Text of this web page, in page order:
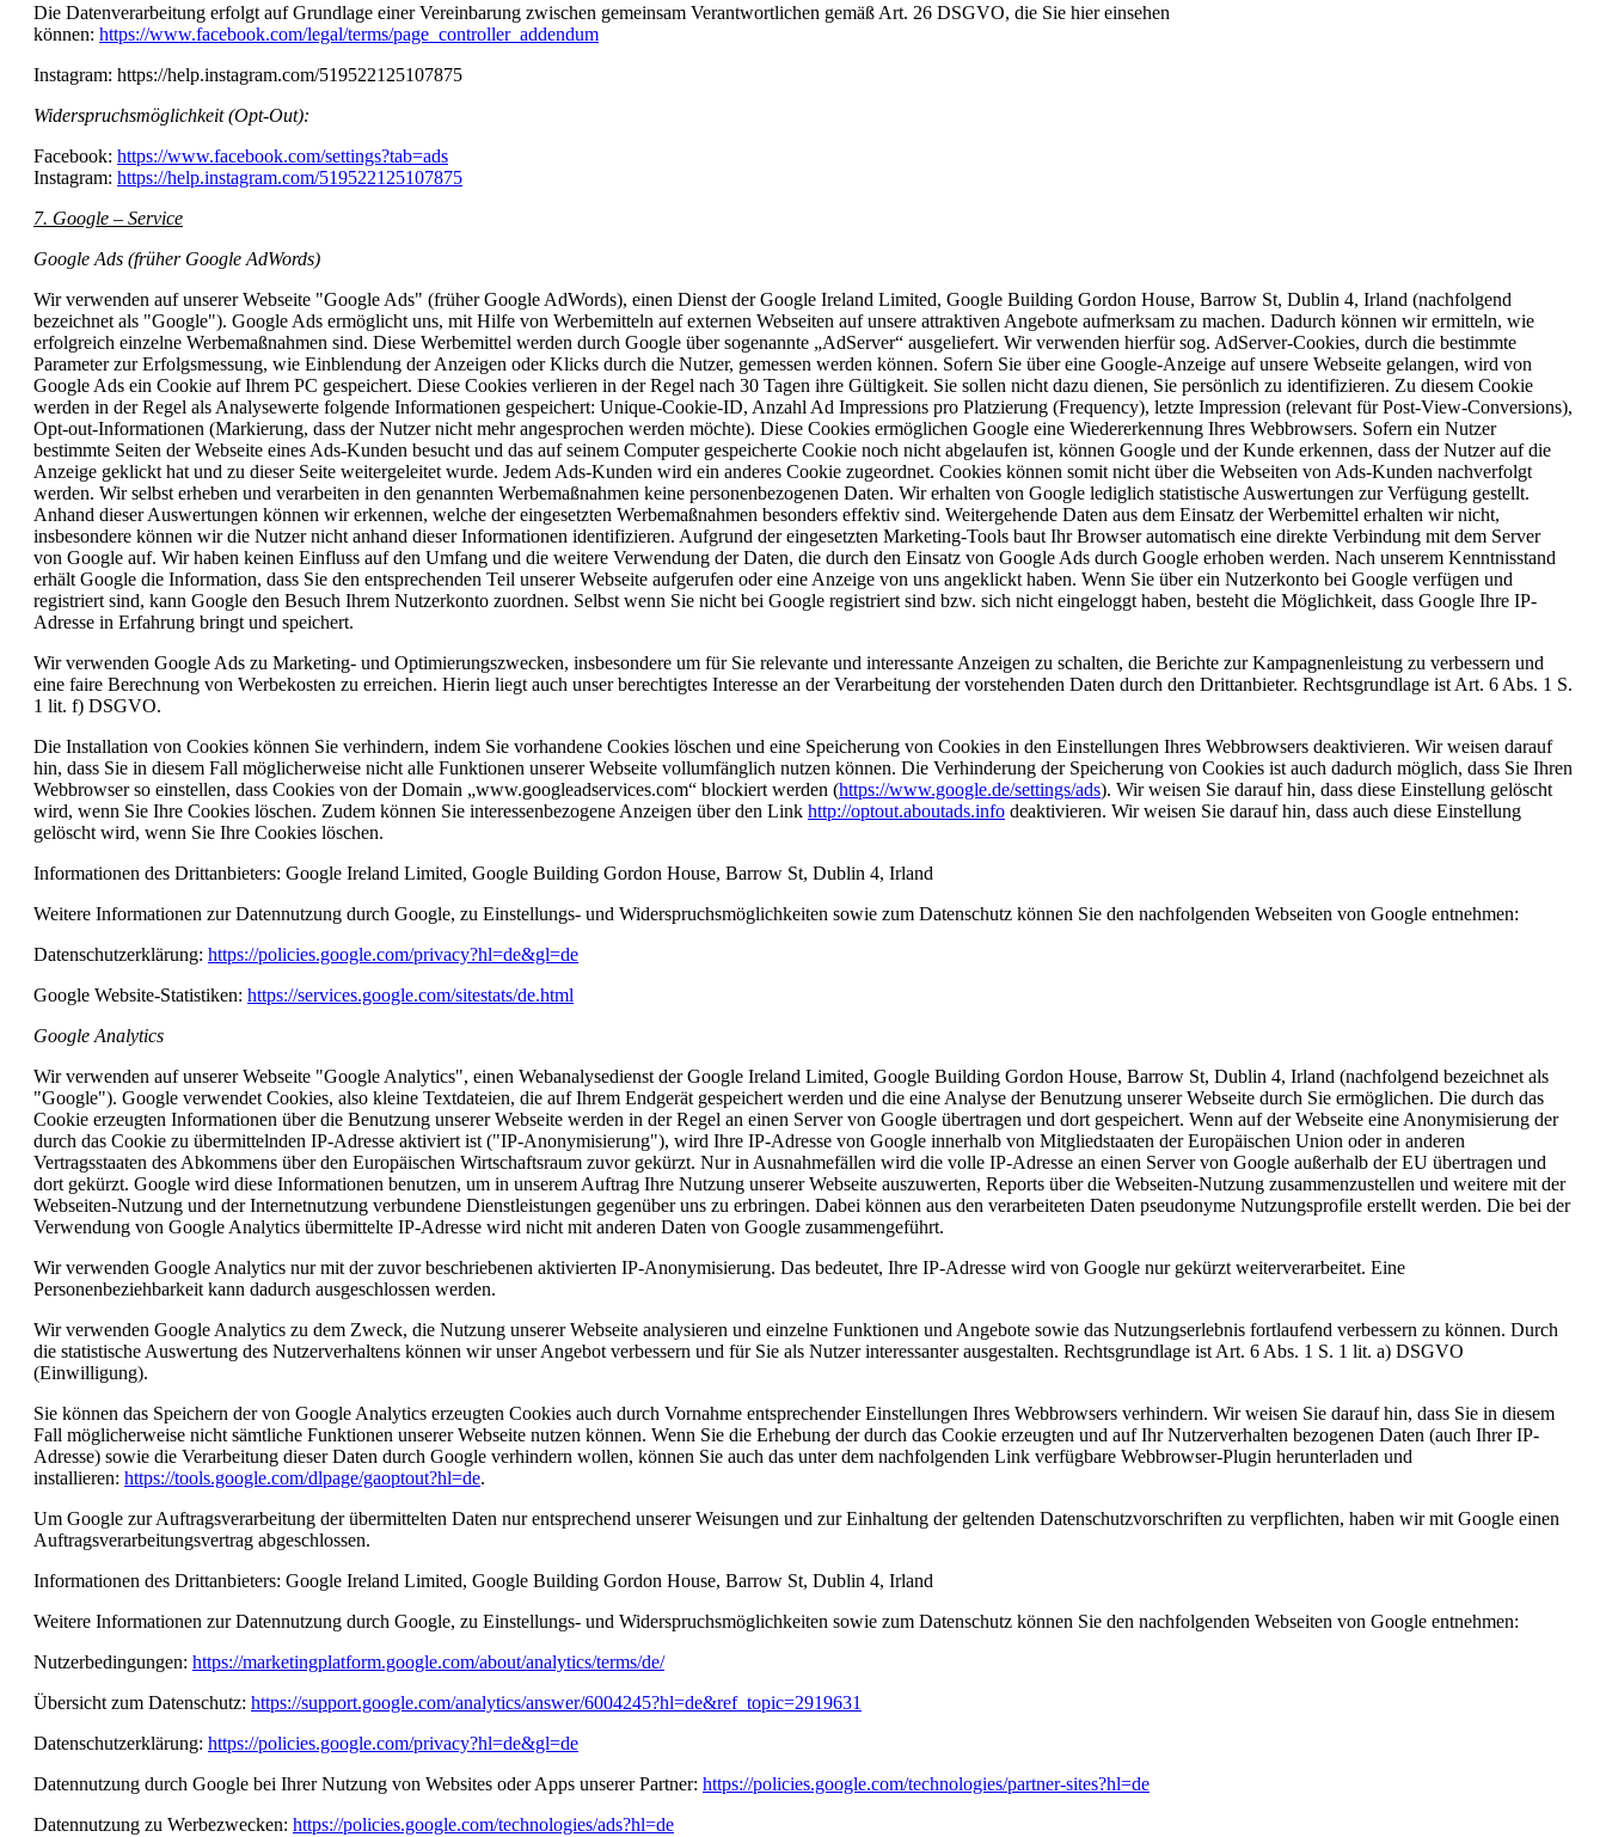
Die Datenverarbeitung erfolgt auf Grundlage einer Vereinbarung zwischen gemeinsam Verantwortlichen gemäß Art. 26 DSGVO, die Sie hier einsehen
können: https://www.facebook.com/legal/terms/page_controller_addendum
Instagram: https://help.instagram.com/519522125107875
Widerspruchsmöglichkeit (Opt-Out):
Facebook: https://www.facebook.com/settings?tab=ads
Instagram: https://help.instagram.com/519522125107875
7. Google – Service
Google Ads (früher Google AdWords)
Wir verwenden auf unserer Webseite "Google Ads" (früher Google AdWords), einen Dienst der Google Ireland Limited, Google Building Gordon House, Barrow St, Dublin 4, Irland (nachfolgend
bezeichnet als "Google"). Google Ads ermöglicht uns, mit Hilfe von Werbemitteln auf externen Webseiten auf unsere attraktiven Angebote aufmerksam zu machen. Dadurch können wir ermitteln, wie
erfolgreich einzelne Werbemaßnahmen sind. Diese Werbemittel werden durch Google über sogenannte „AdServer“ ausgeliefert. Wir verwenden hierfür sog. AdServer-Cookies, durch die bestimmte
Parameter zur Erfolgsmessung, wie Einblendung der Anzeigen oder Klicks durch die Nutzer, gemessen werden können. Sofern Sie über eine Google-Anzeige auf unsere Webseite gelangen, wird von
Google Ads ein Cookie auf Ihrem PC gespeichert. Diese Cookies verlieren in der Regel nach 30 Tagen ihre Gültigkeit. Sie sollen nicht dazu dienen, Sie persönlich zu identifizieren. Zu diesem Cookie
werden in der Regel als Analysewerte folgende Informationen gespeichert: Unique-Cookie-ID, Anzahl Ad Impressions pro Platzierung (Frequency), letzte Impression (relevant für Post-View-Conversions),
Opt-out-Informationen (Markierung, dass der Nutzer nicht mehr angesprochen werden möchte). Diese Cookies ermöglichen Google eine Wiedererkennung Ihres Webbrowsers. Sofern ein Nutzer
bestimmte Seiten der Webseite eines Ads-Kunden besucht und das auf seinem Computer gespeicherte Cookie noch nicht abgelaufen ist, können Google und der Kunde erkennen, dass der Nutzer auf die
Anzeige geklickt hat und zu dieser Seite weitergeleitet wurde. Jedem Ads-Kunden wird ein anderes Cookie zugeordnet. Cookies können somit nicht über die Webseiten von Ads-Kunden nachverfolgt
werden. Wir selbst erheben und verarbeiten in den genannten Werbemaßnahmen keine personenbezogenen Daten. Wir erhalten von Google lediglich statistische Auswertungen zur Verfügung gestellt.
Anhand dieser Auswertungen können wir erkennen, welche der eingesetzten Werbemaßnahmen besonders effektiv sind. Weitergehende Daten aus dem Einsatz der Werbemittel erhalten wir nicht,
insbesondere können wir die Nutzer nicht anhand dieser Informationen identifizieren. Aufgrund der eingesetzten Marketing-Tools baut Ihr Browser automatisch eine direkte Verbindung mit dem Server
von Google auf. Wir haben keinen Einfluss auf den Umfang und die weitere Verwendung der Daten, die durch den Einsatz von Google Ads durch Google erhoben werden. Nach unserem Kenntnisstand
erhält Google die Information, dass Sie den entsprechenden Teil unserer Webseite aufgerufen oder eine Anzeige von uns angeklickt haben. Wenn Sie über ein Nutzerkonto bei Google verfügen und
registriert sind, kann Google den Besuch Ihrem Nutzerkonto zuordnen. Selbst wenn Sie nicht bei Google registriert sind bzw. sich nicht eingeloggt haben, besteht die Möglichkeit, dass Google Ihre IP-
Adresse in Erfahrung bringt und speichert.
Wir verwenden Google Ads zu Marketing- und Optimierungszwecken, insbesondere um für Sie relevante und interessante Anzeigen zu schalten, die Berichte zur Kampagnenleistung zu verbessern und
eine faire Berechnung von Werbekosten zu erreichen. Hierin liegt auch unser berechtigtes Interesse an der Verarbeitung der vorstehenden Daten durch den Drittanbieter. Rechtsgrundlage ist Art. 6 Abs. 1 S.
1 lit. f) DSGVO.
Die Installation von Cookies können Sie verhindern, indem Sie vorhandene Cookies löschen und eine Speicherung von Cookies in den Einstellungen Ihres Webbrowsers deaktivieren. Wir weisen darauf
hin, dass Sie in diesem Fall möglicherweise nicht alle Funktionen unserer Webseite vollumfänglich nutzen können. Die Verhinderung der Speicherung von Cookies ist auch dadurch möglich, dass Sie Ihren
Webbrowser so einstellen, dass Cookies von der Domain „www.googleadservices.com“ blockiert werden (https://www.google.de/settings/ads). Wir weisen Sie darauf hin, dass diese Einstellung gelöscht
wird, wenn Sie Ihre Cookies löschen. Zudem können Sie interessenbezogene Anzeigen über den Link http://optout.aboutads.info deaktivieren. Wir weisen Sie darauf hin, dass auch diese Einstellung
gelöscht wird, wenn Sie Ihre Cookies löschen.
Informationen des Drittanbieters: Google Ireland Limited, Google Building Gordon House, Barrow St, Dublin 4, Irland
Weitere Informationen zur Datennutzung durch Google, zu Einstellungs- und Widerspruchsmöglichkeiten sowie zum Datenschutz können Sie den nachfolgenden Webseiten von Google entnehmen:
Datenschutzerklärung: https://policies.google.com/privacy?hl=de&gl=de
Google Website-Statistiken: https://services.google.com/sitestats/de.html
Google Analytics
Wir verwenden auf unserer Webseite "Google Analytics", einen Webanalysedienst der Google Ireland Limited, Google Building Gordon House, Barrow St, Dublin 4, Irland (nachfolgend bezeichnet als
"Google"). Google verwendet Cookies, also kleine Textdateien, die auf Ihrem Endgerät gespeichert werden und die eine Analyse der Benutzung unserer Webseite durch Sie ermöglichen. Die durch das
Cookie erzeugten Informationen über die Benutzung unserer Webseite werden in der Regel an einen Server von Google übertragen und dort gespeichert. Wenn auf der Webseite eine Anonymisierung der
durch das Cookie zu übermittelnden IP-Adresse aktiviert ist ("IP-Anonymisierung"), wird Ihre IP-Adresse von Google innerhalb von Mitgliedstaaten der Europäischen Union oder in anderen
Vertragsstaaten des Abkommens über den Europäischen Wirtschaftsraum zuvor gekürzt. Nur in Ausnahmefällen wird die volle IP-Adresse an einen Server von Google außerhalb der EU übertragen und
dort gekürzt. Google wird diese Informationen benutzen, um in unserem Auftrag Ihre Nutzung unserer Webseite auszuwerten, Reports über die Webseiten-Nutzung zusammenzustellen und weitere mit der
Webseiten-Nutzung und der Internetnutzung verbundene Dienstleistungen gegenüber uns zu erbringen. Dabei können aus den verarbeiteten Daten pseudonyme Nutzungsprofile erstellt werden. Die bei der
Verwendung von Google Analytics übermittelte IP-Adresse wird nicht mit anderen Daten von Google zusammengeführt.
Wir verwenden Google Analytics nur mit der zuvor beschriebenen aktivierten IP-Anonymisierung. Das bedeutet, Ihre IP-Adresse wird von Google nur gekürzt weiterverarbeitet. Eine
Personenbeziehbarkeit kann dadurch ausgeschlossen werden.
Wir verwenden Google Analytics zu dem Zweck, die Nutzung unserer Webseite analysieren und einzelne Funktionen und Angebote sowie das Nutzungserlebnis fortlaufend verbessern zu können. Durch
die statistische Auswertung des Nutzerverhaltens können wir unser Angebot verbessern und für Sie als Nutzer interessanter ausgestalten. Rechtsgrundlage ist Art. 6 Abs. 1 S. 1 lit. a) DSGVO
(Einwilligung).
Sie können das Speichern der von Google Analytics erzeugten Cookies auch durch Vornahme entsprechender Einstellungen Ihres Webbrowsers verhindern. Wir weisen Sie darauf hin, dass Sie in diesem
Fall möglicherweise nicht sämtliche Funktionen unserer Webseite nutzen können. Wenn Sie die Erhebung der durch das Cookie erzeugten und auf Ihr Nutzerverhalten bezogenen Daten (auch Ihrer IP-
Adresse) sowie die Verarbeitung dieser Daten durch Google verhindern wollen, können Sie auch das unter dem nachfolgenden Link verfügbare Webbrowser-Plugin herunterladen und
installieren: https://tools.google.com/dlpage/gaoptout?hl=de.
Um Google zur Auftragsverarbeitung der übermittelten Daten nur entsprechend unserer Weisungen und zur Einhaltung der geltenden Datenschutzvorschriften zu verpflichten, haben wir mit Google einen
Auftragsverarbeitungsvertrag abgeschlossen.
Informationen des Drittanbieters: Google Ireland Limited, Google Building Gordon House, Barrow St, Dublin 4, Irland
Weitere Informationen zur Datennutzung durch Google, zu Einstellungs- und Widerspruchsmöglichkeiten sowie zum Datenschutz können Sie den nachfolgenden Webseiten von Google entnehmen:
Nutzerbedingungen: https://marketingplatform.google.com/about/analytics/terms/de/
Übersicht zum Datenschutz: https://support.google.com/analytics/answer/6004245?hl=de&ref_topic=2919631
Datenschutzerklärung: https://policies.google.com/privacy?hl=de&gl=de
Datennutzung durch Google bei Ihrer Nutzung von Websites oder Apps unserer Partner: https://policies.google.com/technologies/partner-sites?hl=de
Datennutzung zu Werbezwecken: https://policies.google.com/technologies/ads?hl=de